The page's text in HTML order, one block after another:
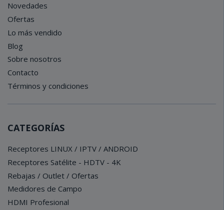
Novedades
Ofertas
Lo más vendido
Blog
Sobre nosotros
Contacto
Términos y condiciones
CATEGORÍAS
Receptores LINUX / IPTV / ANDROID
Receptores Satélite - HDTV - 4K
Rebajas / Outlet / Ofertas
Medidores de Campo
HDMI Profesional